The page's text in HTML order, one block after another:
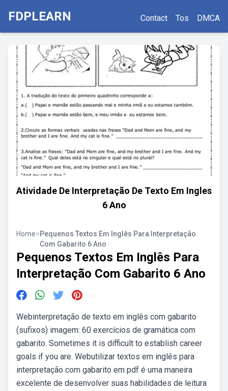
FDPLEARN Contact Tos DMCA
Atividade De Interpretação De Texto Em Ingles
6 Ano
Home>Pequenos Textos Em Inglês Para Interpretação
Com Gabarito 6 Ano
Pequenos Textos Em Inglês Para
Interpretação Com Gabarito 6 Ano
Webinterpretação de texto em inglês com gabarito
(sufixos) imagem: 60 exercícios de gramática com
gabarito. Sometimes it is difficult to establish career
goals if you are. Webutilizar textos em inglês para
interpretação com gabarito em pdf é uma maneira
excelente de desenvolver suas habilidades de leitura